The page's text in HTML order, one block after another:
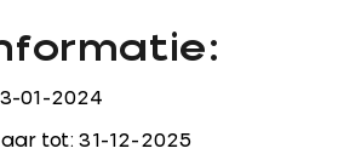
01-2024
tot: 31-12-2025